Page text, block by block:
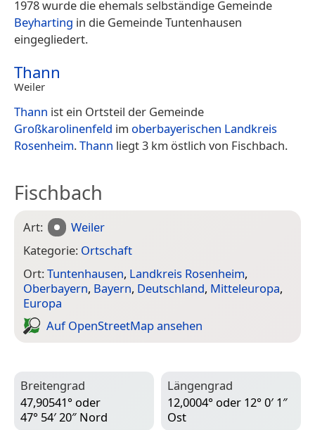
1978 wurde die ehemals selbständige Gemeinde
Beyharting in die Gemeinde Tuntenhausen
eingegliedert.
Thann
Weiler
Thann ist ein Ortsteil der Gemeinde
Großkarolinenfeld im oberbayerischen Landkreis
Rosenheim.Thann liegt 3 km östlich von Fischbach.
Fischbach
Art:
Weiler
Kategorie: Ortschaft
Ort:Tuntenhausen, Landkreis Rosenheim,
Oberbayern, Bayern, Deutschland, Mitteleuropa,
Europa
Auf Open­Street­Map ansehen
Breitengrad
47,90541° oder
47° 54′ 20″ Nord
Längengrad
12,0004° oder 12° 0′ 1″
Ost